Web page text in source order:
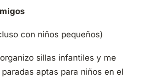
con niños pequeños)
sillas infantiles y me
aptas para niños en el